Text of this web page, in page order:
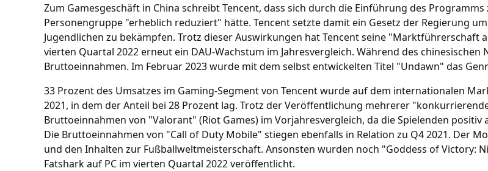
Zum Gamesgeschäft in China schreibt Tencent, dass sich durch die Einführung des
Personengruppe "erheblich reduziert" hätte. Tencent setzte damit ein Gesetz der Regierung
Jugendlichen zu bekämpfen. Trotz dieser Auswirkungen hat Tencent seine
vierten Quartal 2022 erneut ein DAU-Wachstum im Jahresvergleich. Während des
Bruttoeinnahmen. Im Februar 2023 wurde mit dem selbst entwickelten Titel "Undawn" das
33 Prozent des Umsatzes im Gaming-Segment von Tencent wurde auf dem internationalen
2021, in dem der Anteil bei 28 Prozent lag. Trotz der Veröffentlichung mehrerer
Bruttoeinnahmen von "Valorant" (Riot Games) im Vorjahresvergleich, da die Spielenden
Die Bruttoeinnahmen von "Call of Duty Mobile" stiegen ebenfalls in Relation zu Q4 2021. Der
und den Inhalten zur Fußballweltmeisterschaft. Ansonsten wurden noch "Goddess of Victory:
Fatshark auf PC im vierten Quartal 2022 veröffentlicht.